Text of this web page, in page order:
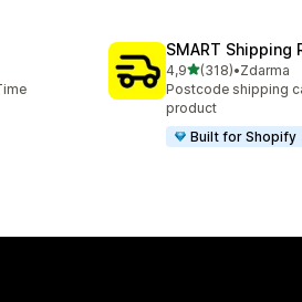
SMART Shipping
4,9z 5 hvězd
(318)
Celkový počet
•Zdarma
Postcode shipping
product
Built for Shopify